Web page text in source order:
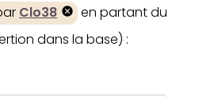
Clo38
en partant du
dans la base) :